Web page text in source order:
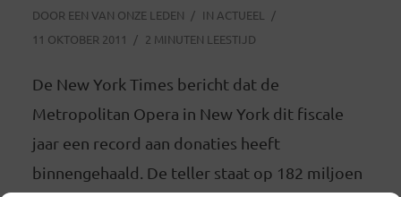
DOOR EEN VAN ONZE LEDEN IN ACTUEEL
11 OKTOBER 2011
2 MINUTEN LEESTIJD
De New York Times bericht dat de
Metropolitan Opera in New York dit fiscale
jaar een record aan donaties heeft
binnengehaald. De teller staat op 182 miljoen